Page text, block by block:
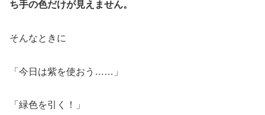
ち手の色だけが見えません。
そんなときに
「今日は紫を使おう……」
「緑色を引く！」